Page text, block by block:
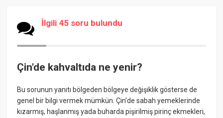
İlgili 45 soru bulundu
Çin'de kahvaltıda ne yenir?
Bu sorunun yanıtı bölgeden bölgeye değişiklik gösterse de
genel bir bilgi vermek mümkün. Çin'de sabah yemeklerinde
kızarmış, haşlanmış yada buharda pişirilmiş pirinç ekmekleri,